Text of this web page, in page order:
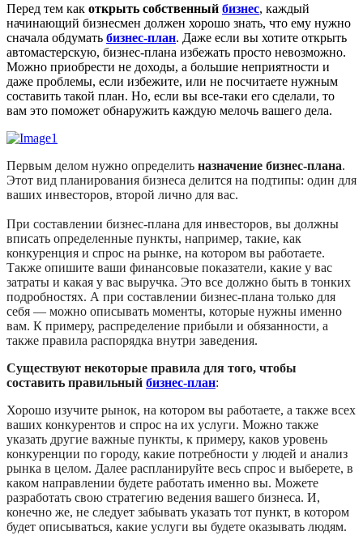
Перед тем как открыть собственный бизнес, каждый
начинающий бизнесмен должен хорошо знать, что ему нужно
сначала обдумать бизнес-план. Даже если вы хотите открыть
автомастерскую, бизнес-плана избежать просто невозможно.
Можно приобрести не доходы, а большие неприятности и
даже проблемы, если избежите, или не посчитаете нужным
составить такой план. Но, если вы все-таки его сделали, то
вам это поможет обнаружить каждую мелочь вашего дела.
Первым делом нужно определить назначение бизнес-плана.
Этот вид планирования бизнеса делится на подтипы: один для
ваших инвесторов, второй лично для вас.
При составлении бизнес-плана для инвесторов, вы должны
вписать определенные пункты, например, такие, как
конкуренция и спрос на рынке, на котором вы работаете.
Также опишите ваши финансовые показатели, какие у вас
затраты и какая у вас выручка. Это все должно быть в тонких
подробностях. А при составлении бизнес-плана только для
себя — можно описывать моменты, которые нужны именно
вам. К примеру, распределение прибыли и обязанности, а
также правила распорядка внутри заведения.
Существуют некоторые правила для того, чтобы
составить правильный бизнес-план:
Хорошо изучите рынок, на котором вы работаете, а также всех
ваших конкурентов и спрос на их услуги. Можно также
указать другие важные пункты, к примеру, каков уровень
конкуренции по городу, какие потребности у людей и анализ
рынка в целом. Далее распланируйте весь спрос и выберете, в
каком направлении будете работать именно вы. Можете
разработать свою стратегию ведения вашего бизнеса. И,
конечно же, не следует забывать указать тот пункт, в котором
будет описываться, какие услуги вы будете оказывать людям.